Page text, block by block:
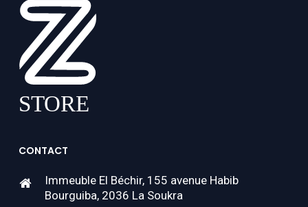
CONTACT
Immeuble El Béchir, 155 avenue Habib
Bourguiba, 2036 La Soukra